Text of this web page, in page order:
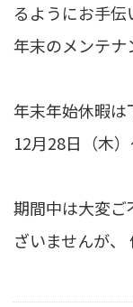
るようにお手伝
年末のメンテナ
年末年始休暇は
12月28日（木）
期間中は大変
ざいませんが、